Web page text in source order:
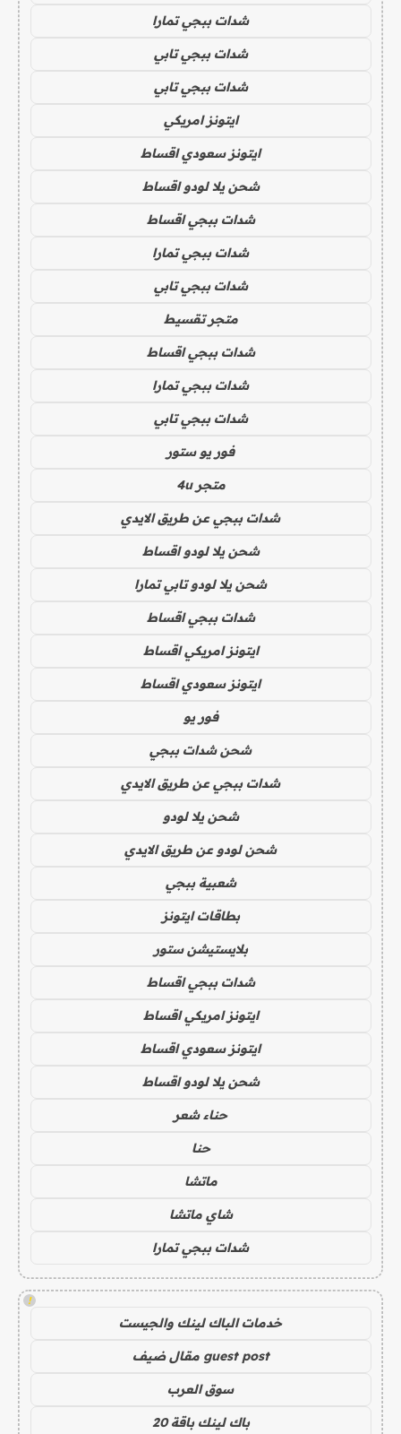
شدات ببجي تمارا
شدات ببجي تابي
شدات ببجي تابي
ايتونز امريكي
ايتونز سعودي اقساط
شحن يلا لودو اقساط
شدات ببجي اقساط
شدات ببجي تمارا
شدات ببجي تابي
متجر تقسيط
شدات ببجي اقساط
شدات ببجي تمارا
شدات ببجي تابي
فور يو ستور
متجر 4u
شدات ببجي عن طريق الايدي
شحن يلا لودو اقساط
شحن يلا لودو تابي تمارا
شدات ببجي اقساط
ايتونز امريكي اقساط
ايتونز سعودي اقساط
فور يو
شحن شدات ببجي
شدات ببجي عن طريق الايدي
شحن يلا لودو
شحن لودو عن طريق الايدي
شعبية ببجي
بطاقات ايتونز
بلايستيشن ستور
شدات ببجي اقساط
ايتونز امريكي اقساط
ايتونز سعودي اقساط
شحن يلا لودو اقساط
حناء شعر
حنا
ماتشا
شاي ماتشا
شدات ببجي تمارا
!
خدمات الباك لينك والجيست
guest post مقال ضيف
سوق العرب
باك لينك باقة 20